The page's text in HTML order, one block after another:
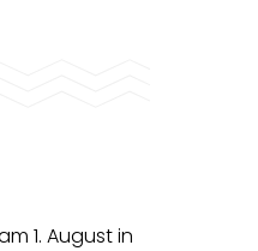
1. August in